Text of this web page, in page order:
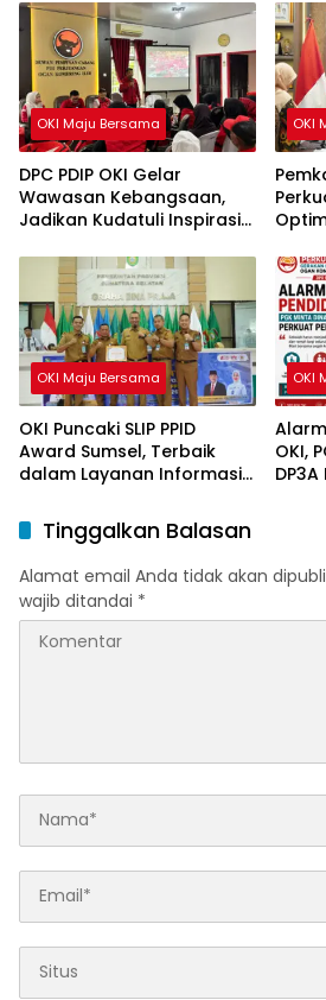
OKI Maju Bersama
DPC PDIP OKI Gelar
Wawasan Kebangsaan,
Jadikan Kudatuli Inspirasi
OKI
OKI Maju Bersama
OKI Puncaki SLIP PPID
Award Sumsel, Terbaik
dalam Layanan Informasi
OKI
OKI,
Tinggalkan Balasan
Alamat email Anda tidak akan
wajib ditandai *